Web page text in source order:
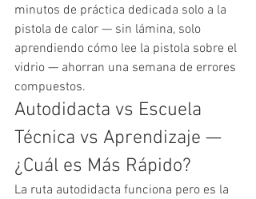
minutos de práctica dedicada solo a la
pistola de calor — sin lámina, solo
aprendiendo cómo lee la pistola sobre el
vidrio — ahorran una semana de errores
compuestos.
Autodidacta vs Escuela
Técnica vs Aprendizaje —
¿Cuál es Más Rápido?
La ruta autodidacta funciona pero es la